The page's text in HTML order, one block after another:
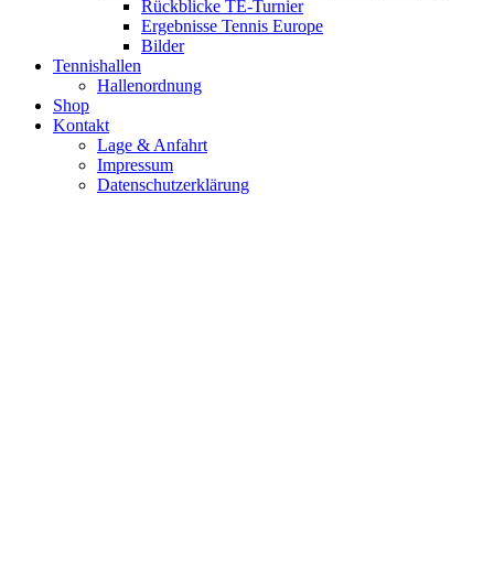
Rückblicke TE-Turnier
Ergebnisse Tennis Europe
Bilder
Tennishallen
Hallenordnung
Shop
Kontakt
Lage & Anfahrt
Impressum
Datenschutzerklärung